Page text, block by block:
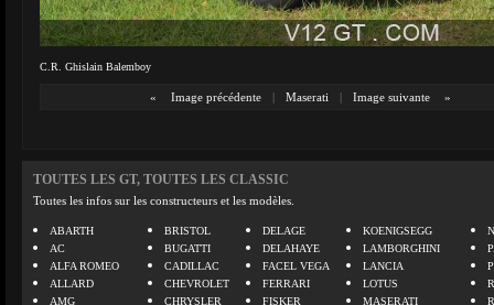
C.R. Ghislain Balemboy
« Image précédente | Maserati | Image suivante »
TOUTES LES GT, TOUTES LES CLASSIC
Toutes les infos sur les constructeurs et les modèles.
ABARTH
AC
ALFA ROMEO
ALLARD
AMG
BRISTOL
BUGATTI
CADILLAC
CHEVROLET
CHRYSLER
DELAGE
DELAHAYE
FACEL VEGA
FERRARI
FISKER
KOENIGSEGG
LAMBORGHINI
LANCIA
LOTUS
MASERATI